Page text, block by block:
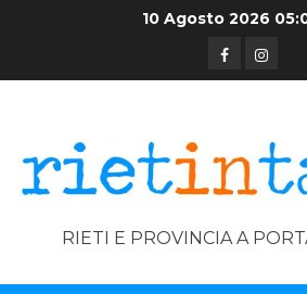
10 Agosto 2026
Facebook
RIETI E PROVINCIA A